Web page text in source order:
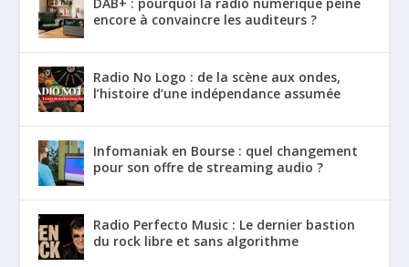
DAB+ : pourquoi la radio numérique peine
encore à convaincre les auditeurs ?
Radio No Logo : de la scène aux ondes,
l’histoire d’une indépendance assumée
Infomaniak en Bourse : quel changement
pour son offre de streaming audio ?
Radio Perfecto Music : Le dernier bastion
du rock libre et sans algorithme